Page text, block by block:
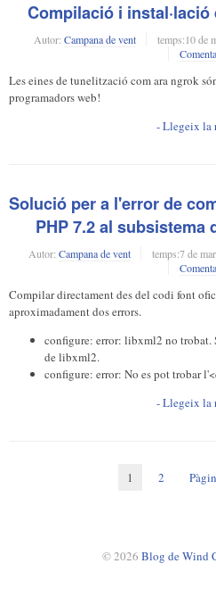
Compilació i instal·lació
Autor: Campana de vent temps:10 de
Les eines de tunelització com ara ngrok
programadors web!
- Llegeix la
Solució per a l'error de
PHP 7.2 al subsistema
Autor: Campana de vent temps:7 de
Compilar directament des del codi font
aproximadament dos errors.
configure: error: libxml2 no trobat.
de libxml2.
configure: error: No es pot trobar
- Llegeix la
1 2
© 2026 Blog de Wind